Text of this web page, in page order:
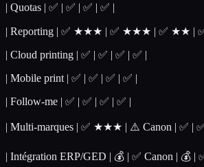
| Quotas | ✅ | ✅ | ✅ | ✅ |
| Reporting | ✅ ★★★ | ✅ ★★★ | ✅ ★★ |
| Cloud printing | ✅ | ✅ | ✅ | ✅ |
| Mobile print | ✅ | ✅ | ✅ | ✅ |
| Follow-me | ✅ | ✅ | ✅ | ✅ |
| Multi-marques | ✅ ★★★ | ⚠️ Canon | ✅ |
| Intégration ERP/GED | 💰 | ✅ Canon | 💰 |